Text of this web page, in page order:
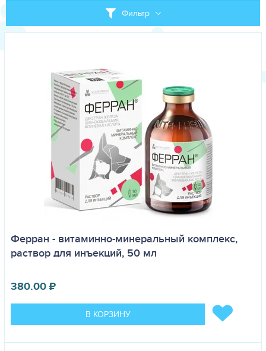
Фильтр
Ферран - витаминно-минеральный комплекс,
раствор для инъекций, 50 мл
380.00₽
В КОРЗИНУ